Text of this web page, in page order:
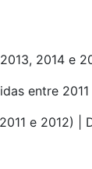
2014 e
entre
e 2012) |